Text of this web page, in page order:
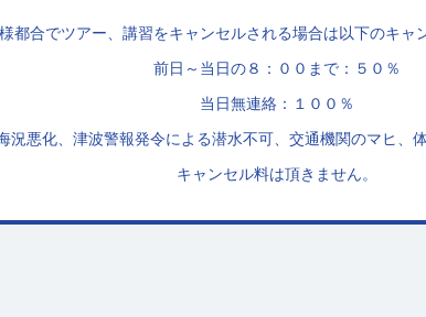
都合でツアー、講習をキャンセルされる場合は以下のキャ
前日～当日の８：００まで：５０％
当日無連絡：１００％
況悪化、津波警報発令による潜水不可、交通機関のマヒ、
キャンセル料は頂きません。